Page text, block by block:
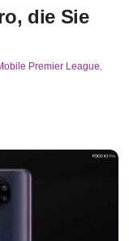
die Sie
Premier League,